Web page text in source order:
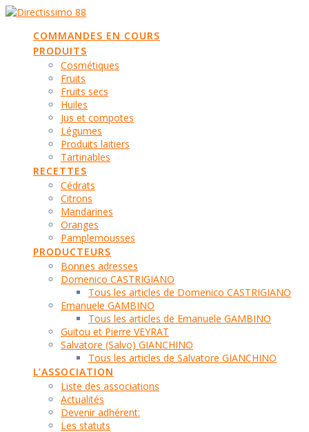
Passer
contenuCOMMANDES EN COURS
PRODUITS
Cosmétiques
Fruits
Fruits secs
Huiles
Jus et compotes
Légumes
Produits laitiers
Tartinables
RECETTES
Cédrats
Citrons
Mandarines
Oranges
Pamplemousses
PRODUCTEURS
Bonnes adresses
Domenico CASTRIGIANO
Tous les articles de Domenico CASTRIGIANO
Emanuele GAMBINO
Tous les articles de Emanuele GAMBINO
Guitou et Pierre VEYRAT
Salvatore (Salvo) GIANCHINO
Tous les articles de Salvatore GIANCHINO
L’ASSOCIATION
Liste des associations
Actualités
Devenir adhérent:
Les statuts